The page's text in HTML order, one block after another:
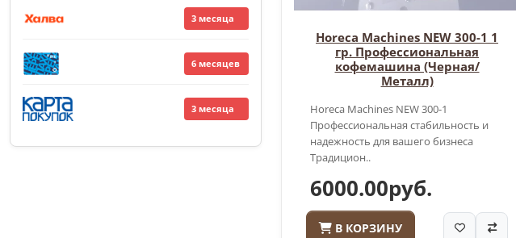
3 месяца
6 месяцев
3 месяца
Horeca Machines NEW 300-1 1
гр. Профессиональная
кофемашина (Черная/
Металл)
Horeca Machines NEW 300-1
Профессиональная стабильность и
надежность для вашего бизнеса
Традицион..
6000.00руб.
В КОРЗИНУ